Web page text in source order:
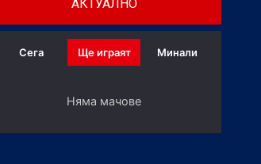
АКТУАЛНО
Сега Ще играят Минали
Няма мачове